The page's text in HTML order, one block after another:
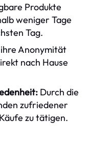
Produkte
weniger Tage
Tag.
Anonymität
nach Hause
Durch die
zufriedener
zu tätigen.